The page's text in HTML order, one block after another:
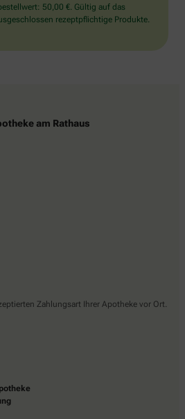
50,00 €. Gültig auf das
rezeptpflichtige Produkte.
am Rathaus
Zahlungsart Ihrer Apotheke vor Ort.